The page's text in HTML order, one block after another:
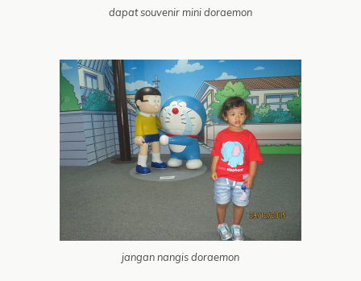
dapat souvenir mini doraemon
jangan nangis doraemon